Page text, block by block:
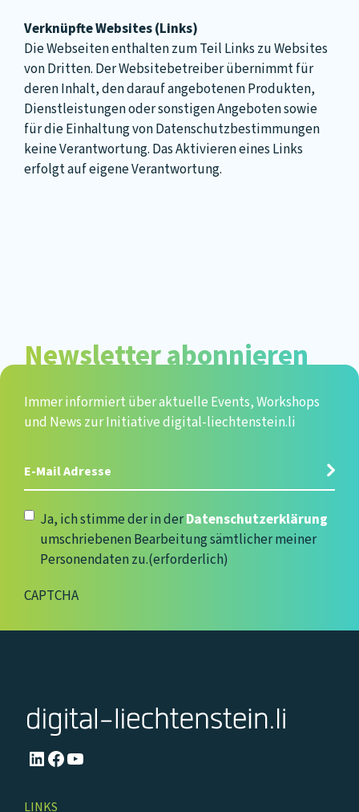
Verknüpfte Websites (Links)
Die Webseiten enthalten zum Teil Links zu Websites
von Dritten. Der Websitebetreiber übernimmt für
deren Inhalt, den darauf angebotenen Produkten,
Dienstleistungen oder sonstigen Angeboten sowie
für die Einhaltung von Datenschutzbestimmungen
keine Verantwortung. Das Aktivieren eines Links
erfolgt auf eigene Verantwortung.
Newsletter abonnieren
Immer informiert über aktuelle Events, Workshops
und News zur Initiative digital-liechtenstein.li
Datenschutzerklärung(erforderlich)
Ja, ich stimme der in derDatenschutzerklärung
umschriebenen Bearbeitung sämtlicher meiner
Personendaten zu.(erforderlich)
CAPTCHA
LinkedIn
Facebook
YouTube
LINKS